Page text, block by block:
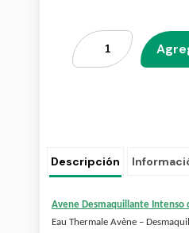
Descripción
Avene Desmaquillante Intenso
Eau Thermale Avène –